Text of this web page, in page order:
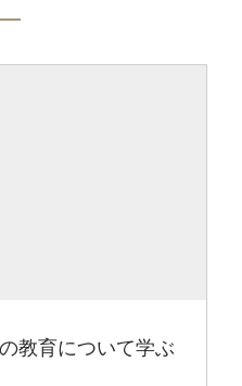
教育について学ぶ